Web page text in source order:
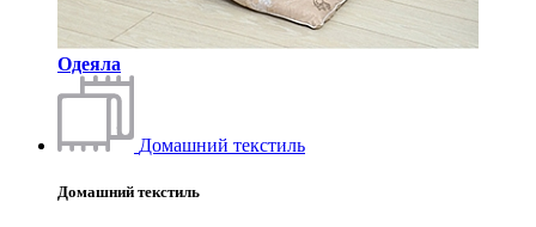
Одеяла
Домашний текстиль
Домашний текстиль